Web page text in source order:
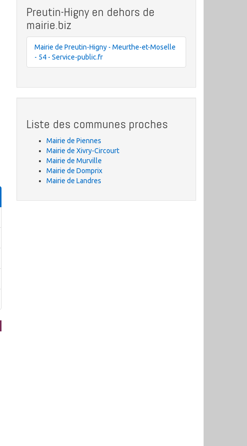
Preutin-Higny en dehors de
mairie.biz
Mairie de Preutin-Higny - Meurthe-et-Moselle
- 54 - Service-public.fr
Liste des communes proches
Mairie de Piennes
Mairie de Xivry-Circourt
Mairie de Murville
Mairie de Domprix
Mairie de Landres